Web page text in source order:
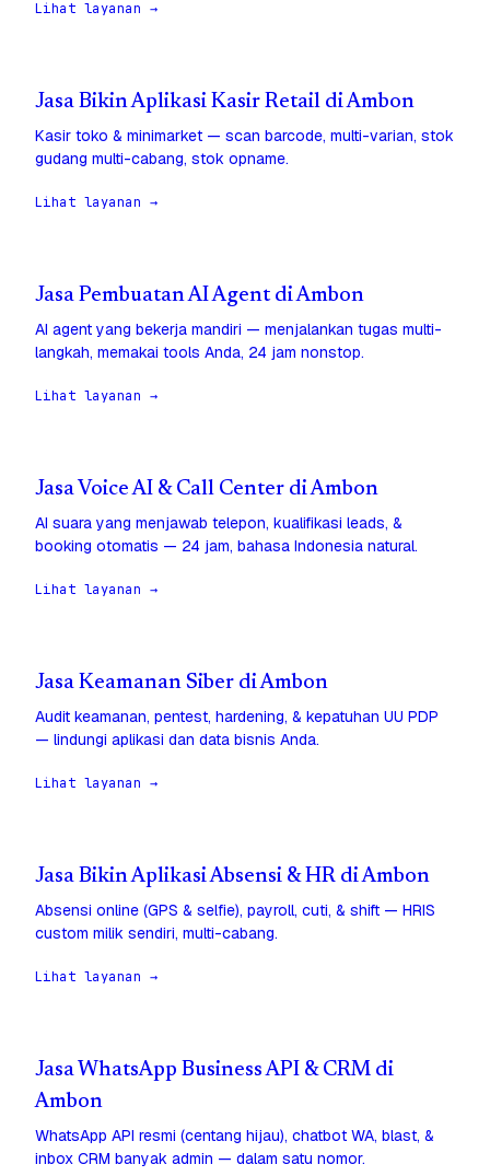
Lihat layanan →
Jasa Bikin Aplikasi Kasir Retail di Ambon
Kasir toko & minimarket — scan barcode, multi-varian, stok
gudang multi-cabang, stok opname.
Lihat layanan →
Jasa Pembuatan AI Agent di Ambon
AI agent yang bekerja mandiri — menjalankan tugas multi-
langkah, memakai tools Anda, 24 jam nonstop.
Lihat layanan →
Jasa Voice AI & Call Center di Ambon
AI suara yang menjawab telepon, kualifikasi leads, &
booking otomatis — 24 jam, bahasa Indonesia natural.
Lihat layanan →
Jasa Keamanan Siber di Ambon
Audit keamanan, pentest, hardening, & kepatuhan UU PDP
— lindungi aplikasi dan data bisnis Anda.
Lihat layanan →
Jasa Bikin Aplikasi Absensi & HR di Ambon
Absensi online (GPS & selfie), payroll, cuti, & shift — HRIS
custom milik sendiri, multi-cabang.
Lihat layanan →
Jasa WhatsApp Business API & CRM di
Ambon
WhatsApp API resmi (centang hijau), chatbot WA, blast, &
inbox CRM banyak admin — dalam satu nomor.